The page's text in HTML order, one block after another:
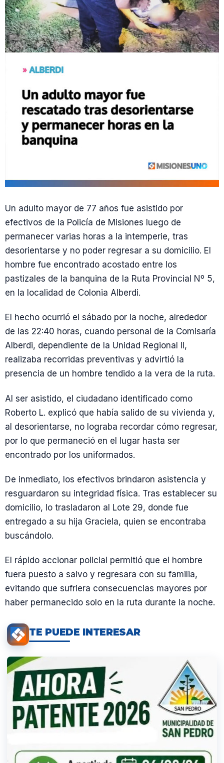
Un adulto mayor de 77 años fue asistido por
efectivos de la Policía de Misiones luego de
permanecer varias horas a la intemperie, tras
desorientarse y no poder regresar a su domicilio. El
hombre fue encontrado acostado entre los
pastizales de la banquina de la Ruta Provincial Nº 5,
en la localidad de Colonia Alberdi.
El hecho ocurrió el sábado por la noche, alrededor
de las 22:40 horas, cuando personal de la Comisaría
Alberdi, dependiente de la Unidad Regional II,
realizaba recorridas preventivas y advirtió la
presencia de un hombre tendido a la vera de la ruta.
Al ser asistido, el ciudadano identificado como
Roberto L. explicó que había salido de su vivienda y,
al desorientarse, no lograba recordar cómo regresar,
por lo que permaneció en el lugar hasta ser
encontrado por los uniformados.
De inmediato, los efectivos brindaron asistencia y
resguardaron su integridad física. Tras establecer su
domicilio, lo trasladaron al Lote 29, donde fue
entregado a su hija Graciela, quien se encontraba
buscándolo.
El rápido accionar policial permitió que el hombre
fuera puesto a salvo y regresara con su familia,
evitando que sufriera consecuencias mayores por
haber permanecido solo en la ruta durante la noche.
TE PUEDE INTERESAR